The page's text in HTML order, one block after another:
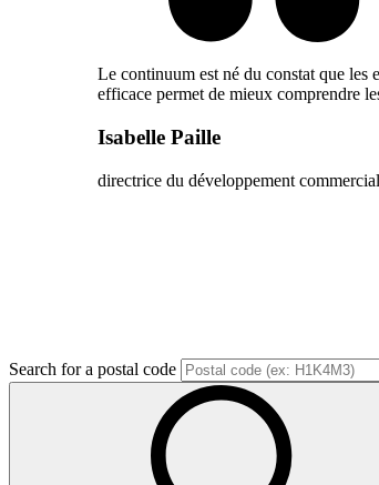
Le continuum est né du constat que les
efficace permet de mieux comprendre
Isabelle Paille
directrice du développement commercial
Search for a postal code